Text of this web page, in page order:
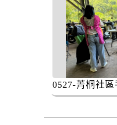
0527-菁桐社